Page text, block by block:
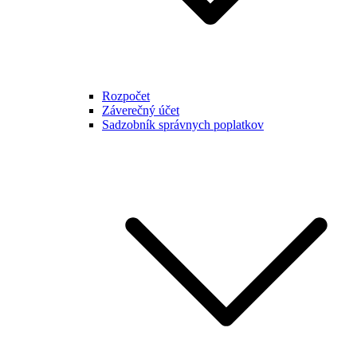
Rozpočet
Záverečný účet
Sadzobník správnych poplatkov